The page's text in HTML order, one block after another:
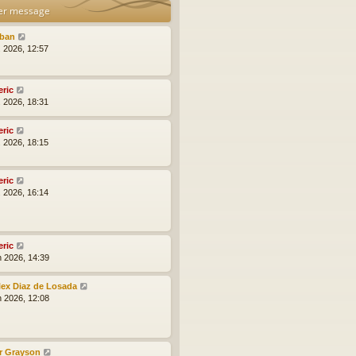
message
2026, 12:57
2026, 18:31
2026, 18:15
2026, 16:14
2026, 14:39
Diaz de Losada
2026, 12:08
Grayson